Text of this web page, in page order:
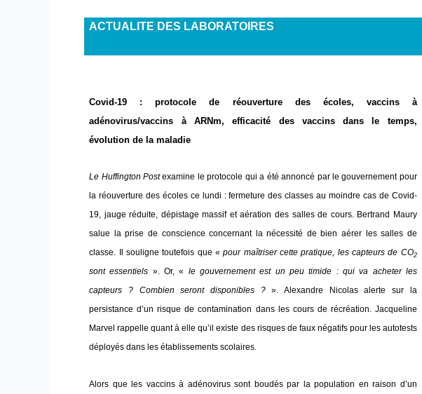
ACTUALITE DES LABORATOIRES
Covid-19 : protocole de réouverture des écoles, vaccins à
adénovirus/vaccins à ARNm, efficacité des vaccins dans le temps,
évolution de la maladie
Le Huffington Postexamine le protocole qui a été annoncé par le gouvernement pour
la réouverture des écoles ce lundi : fermeture des classes au moindre cas de Covid-
19, jauge réduite, dépistage massif et aération des salles de cours. Bertrand Maury
salue la prise de conscience concernant la nécessité de bien aérer les salles de
classe. Il souligne toutefois que «pour maîtriser cette pratique, les capteurs de CO2
sont essentiels ». Or, « le gouvernement est un peu timide : qui va acheter les
capteurs ? Combien seront disponibles ?». Alexandre Nicolas alerte sur la
persistance d’un risque de contamination dans les cours de récréation. Jacqueline
Marvel rappelle quant à elle qu’il existe des risques de faux négatifs pour les autotests
déployés dans les établissements scolaires.
Alors que les vaccins à adénovirus sont boudés par la population en raison d’un